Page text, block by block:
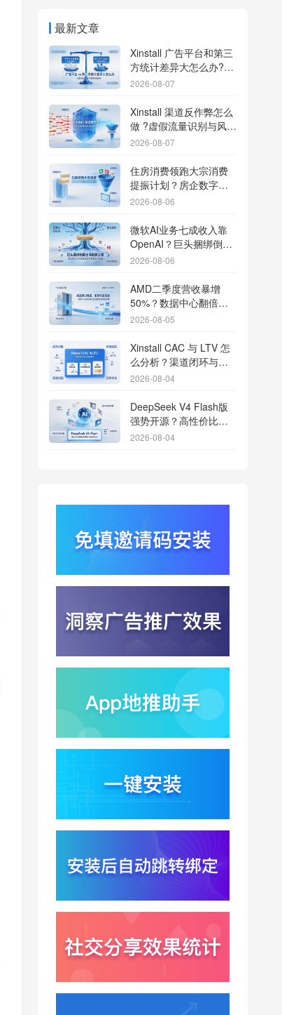
最新文章
Xinstall 广告平台和第三
方统计差异大怎么办?数
据误差排查指南
2026-08-07
Xinstall 渠道反作弊怎么
做 ?虚假流量识别与风控
防刷解析
2026-08-07
住房消费领跑大宗消费
提振计划？房企数字化
转型加速线下场景智能
2026-08-06
微软AI业务七成收入靠
OpenAI？巨头捆绑倒逼
出海App独立追踪全渠道
2026-08-06
AMD二季度营收暴增
50%？数据中心翻倍增
长驱动跨端分发新底座
2026-08-05
Xinstall CAC 与 LTV 怎
么分析？渠道闭环与投
放回报解析
2026-08-04
DeepSeek V4 Flash版
强势开源？高性价比基
座模型重塑长尾应用全
2026-08-04
行云科技算力订单超154
亿？底座产能扩张激活
AI应用多终端流转新周
2026-08-04
苹果带摄像头的 AirPods
爆硬件分发与全渠道归
因升级
2026-08-03
GPT5.6？超低价API引
爆智能体工具免填码安
蚂蚁灵波首轮拟募资15
亿？具身智能加速产业
落地凸显全链路设备归
2000亿美元？云与广告
双轮驱动下B端应用迎来
分发与归因重构
2026-07-31
千问已在特斯拉车机内
测？大模型上车打通跨
端服务与全渠道归因新
闭环
2026-07-31
Win11七月更新上线？桌
面环境能力升级加速PC